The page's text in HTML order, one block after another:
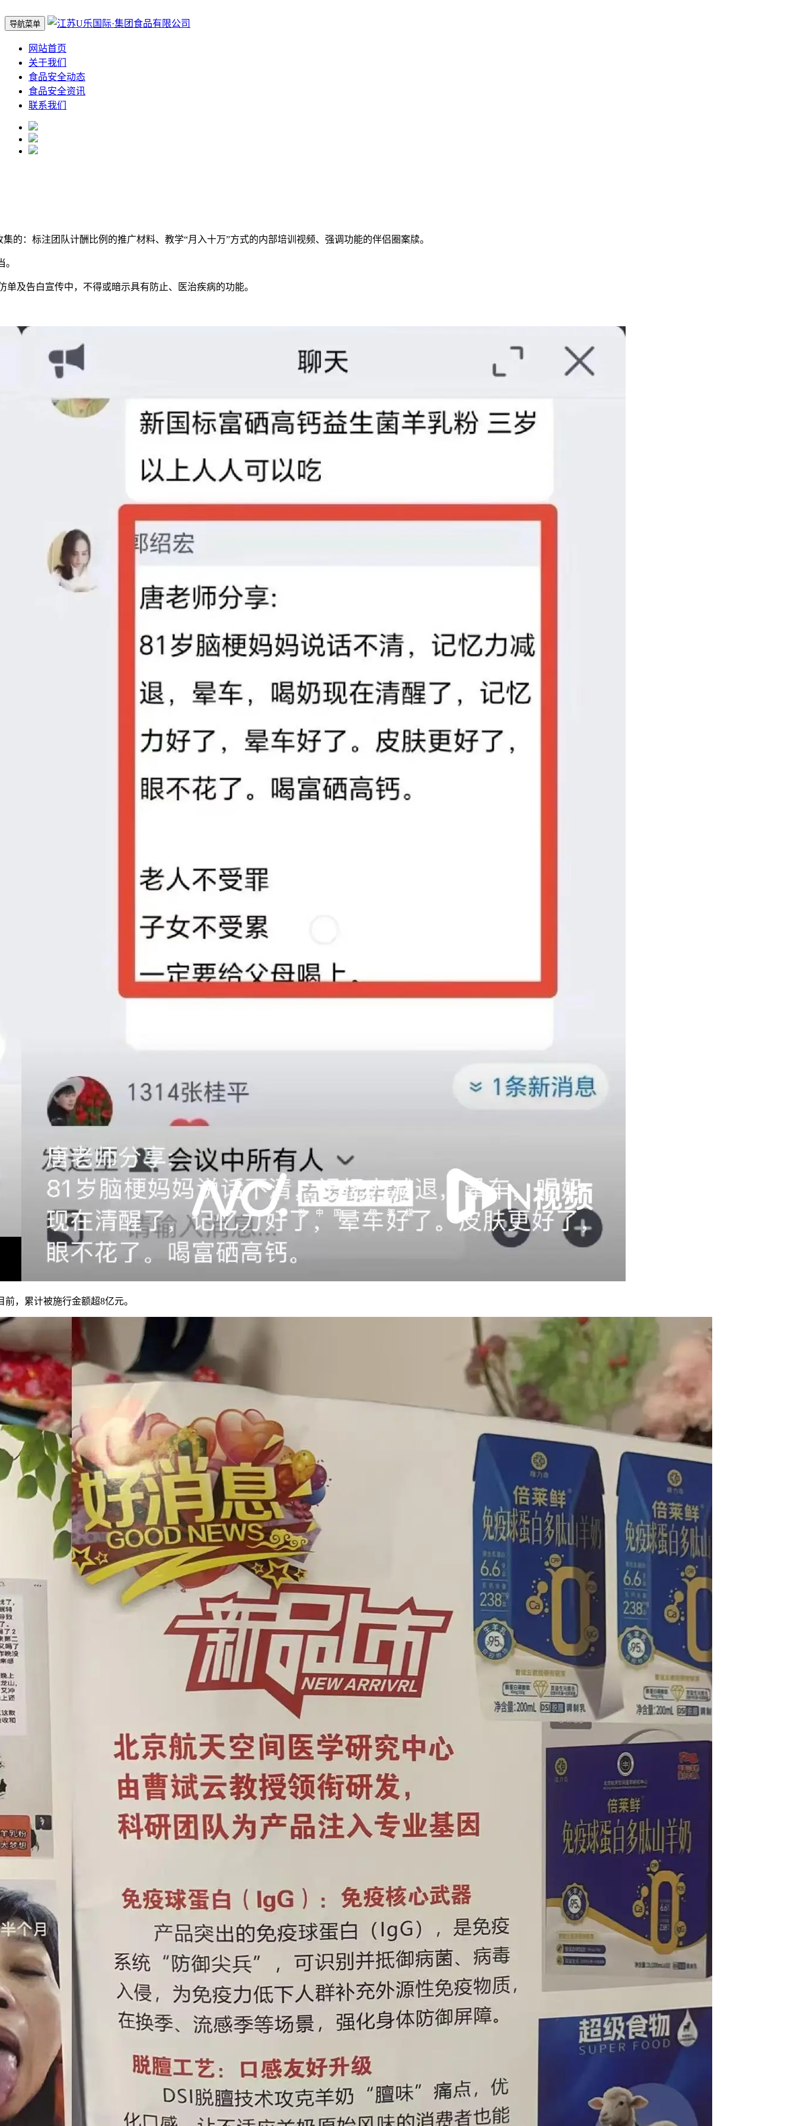
导航菜单
网站首页
关于我们
食品安全动态
食品安全资讯
联系我们
标注团队计酬比例的推广材料、教学“月入十万”方式的内部培训视频、强调功能的伴侣圈案牍。
及告白宣传中，不得或暗示具有防止、医治疾病的功能。
，累计被施行金额超8亿元。